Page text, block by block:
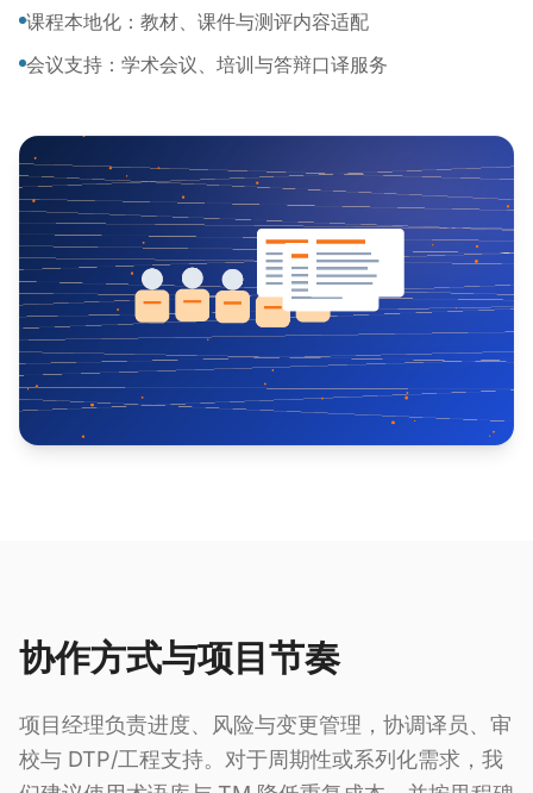
课程本地化：教材、课件与测评内容适配
会议支持：学术会议、培训与答辩口译服务
协作方式与项目节奏
项目经理负责进度、风险与变更管理，协调译员、审
校与 DTP/工程支持。对于周期性或系列化需求，我